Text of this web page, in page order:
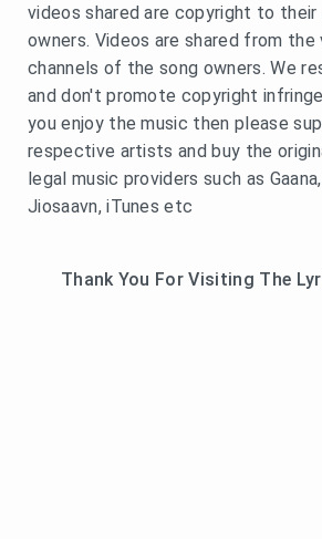
videos shared are copyright to
owners. Videos are shared from the
channels of the song owners. We
and don't promote copyright
you enjoy the music then please
respective artists and buy the
legal music providers such as
Jiosaavn, iTunes etc
Thank You For Visiting The